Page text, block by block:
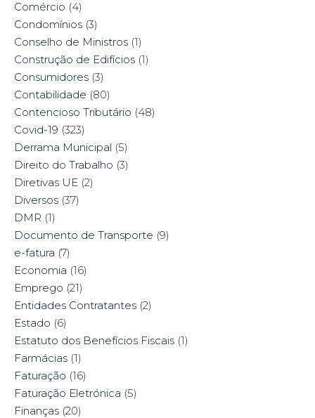
Comércio (4)
Condomínios (3)
Conselho de Ministros (1)
Construção de Edifícios (1)
Consumidores (3)
Contabilidade (80)
Contencioso Tributário (48)
Covid-19 (323)
Derrama Municipal (5)
Direito do Trabalho (3)
Diretivas UE (2)
Diversos (37)
DMR (1)
Documento de Transporte (9)
e-fatura (7)
Economia (16)
Emprego (21)
Entidades Contratantes (2)
Estado (6)
Estatuto dos Benefícios Fiscais (1)
Farmácias (1)
Faturação (16)
Faturação Eletrónica (5)
Finanças (20)